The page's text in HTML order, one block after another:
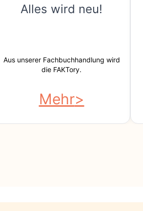
Alles wird neu!
Aus unserer Fachbuchhandlung wird
die FAKTory.
Mehr